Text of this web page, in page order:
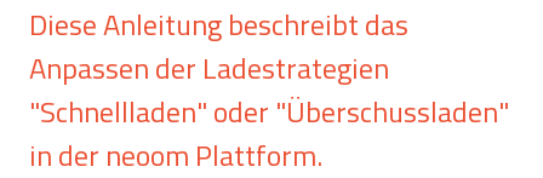
Diese Anleitung beschreibt das
Anpassen der Ladestrategien
"Schnellladen" oder "Überschussladen"
in der neoom Plattform.